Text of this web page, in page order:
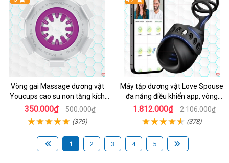
Vòng gai Massage dương vật
Youcups cao su non tăng kích
thước
350.000₫ 500.000₫
(379)
Máy tập dương vật Love Spouse
đa năng điều khiển app, vòng
đeo siêu tiện
1.812.000₫ 2.106.000₫
(378)
1 2 3 4 5